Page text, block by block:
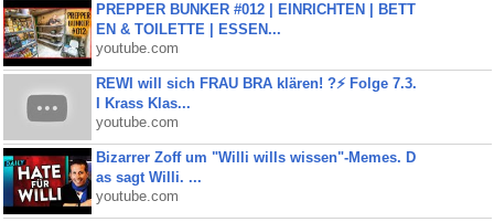
PREPPER BUNKER #012 | EINRICHTEN | BETT
EN & TOILETTE | ESSEN...
youtube.com
REWI will sich FRAU BRA klären! ?⚡️ Folge 7.3.
I Krass Klas...
youtube.com
Bizarrer Zoff um "Willi wills wissen"-Memes. D
as sagt Willi. ...
youtube.com